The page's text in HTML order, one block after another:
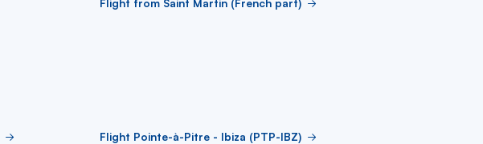
Flight from Saint Martin (French part)
Flight Pointe-à-Pitre - Ibiza (PTP-IBZ)